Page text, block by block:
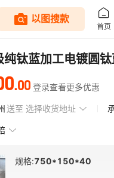
纯钛蓝加工电镀圆
.00 登录查看更多优惠
送至 选择收货地址
规格:750*150*40